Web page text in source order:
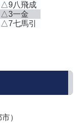
△9八飛成
△3一金
△7七馬引
）